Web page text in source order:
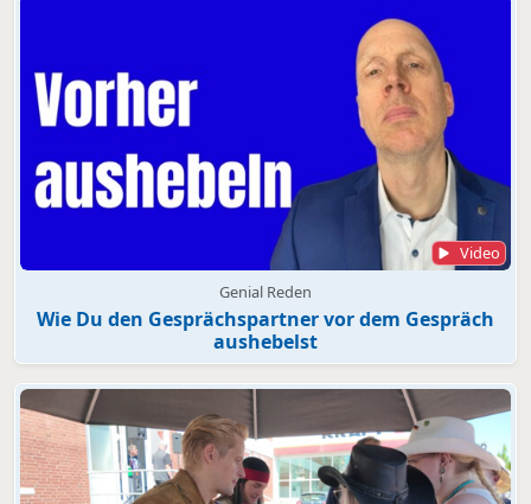
Video
Genial Reden
Wie Du den Gesprächspartner vor dem Gespräch
aushebelst